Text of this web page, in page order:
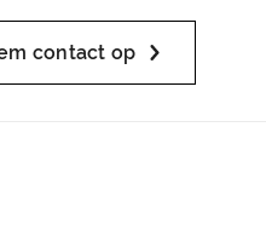
contact op